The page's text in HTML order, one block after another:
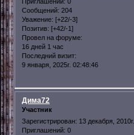
Сообщений: 204
Уважение: [+22/-3]
Позитив: [+42/-1]
Провел на форуме:
16 дней 1 час
Последний визит:
9 января, 2025г. 02:48:46
Дима72
Участник
Зарегистрирован: 13 декабря, 2010г.
Приглашений: 0